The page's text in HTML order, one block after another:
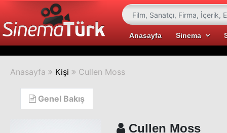
Anasayfa Sinema
Anasayfa Kişi Cullen Moss
Genel Bakış
Cullen Moss